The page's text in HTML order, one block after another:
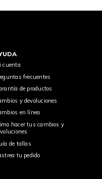
cuenta
frecuentes
de productos
y devoluciones
en línea
hacer tus cambios y
de tallas
tu pedido